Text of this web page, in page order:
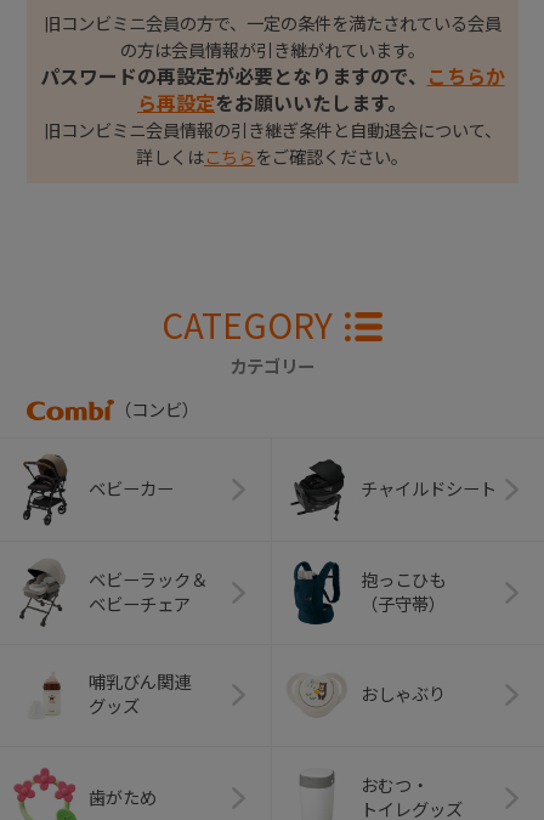
旧コンビミニ会員の方で、一定の条件を満たされている会員
の方は会員情報が引き継がれています。
パスワードの再設定が必要となりますので、
こちらか
ら再設定をお願いいたします。
旧コンビミニ会員情報の引き継ぎ条件と自動退会について、
詳しくはこちら をご確認ください。
CATEGORY
カテゴリー
（コンビ）
ベビーカー チャイルドシート
ベビーラック＆
ベビーチェア
抱っこひも
（子守帯）
哺乳びん関連
グッズ
おしゃぶり
歯がため
おむつ・
トイレグッズ